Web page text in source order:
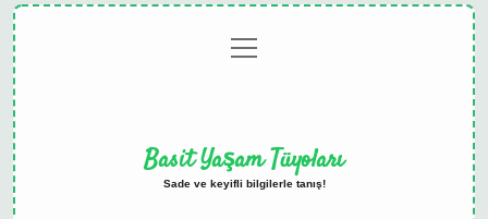
menüyü
aç
Basit Yaşam Tüyoları
Sade ve keyifli bilgilerle tanış!